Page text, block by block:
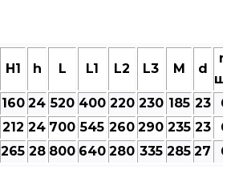
Н1 h L L1 L2 L3 M d
n,
шт
160 24 520 400 220 230 185 23
6
212 24 700 545 260 290 235 23
6
265 28 800 640 280 335 285 27 6